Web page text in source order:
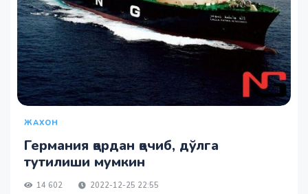
ЖАХОН
Германия қордан қочиб, дўлга
тутилиши мумкин
14 602 2022-12-25 22:55